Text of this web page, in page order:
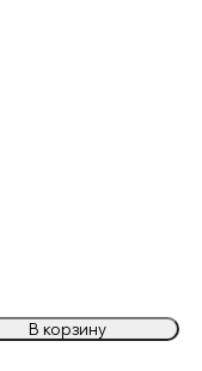
В корзину